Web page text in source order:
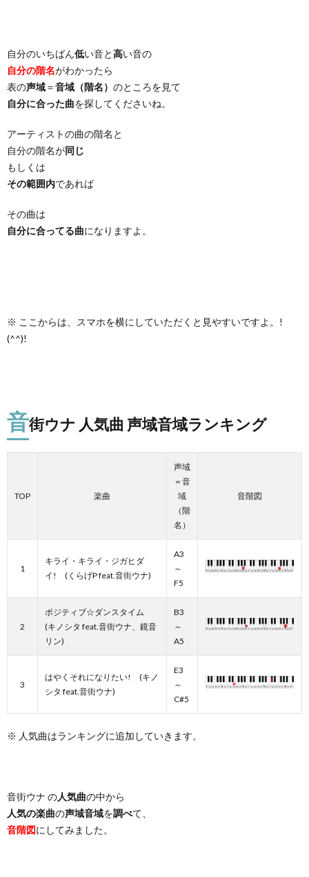
自分のいちばん低い音と高い音の
自分の階名がわかったら
表の声域＝音域（階名） のところを見て
自分に合った曲を探してくださいね。
アーティストの曲の階名と
自分の階名が同じ
もしくは
その範囲内であれば
その曲は
自分に合ってる曲になりますよ。
※ ここからは、スマホを横にしていただくと見やすいですよ。!
(^^)!
音街ウナ 人気曲 声域音域ランキング
TOP 楽曲
声域
＝音
域
（階
名）
音階図
1
キライ・キライ・ジガヒダ
イ! (くらげP feat.音街ウナ)
A3
～
F5
2
ポジティブ☆ダンスタイム
(キノシタ feat.音街ウナ、鏡音
リン)
B3
～
A5
3
はやくそれになりたい! (キノ
シタ feat.音街ウナ)
E3
～
C#5
※ 人気曲はランキングに追加していきます。
音街ウナ の人気曲の中から
人気の楽曲の声域音域を調べて、
音階図にしてみました。